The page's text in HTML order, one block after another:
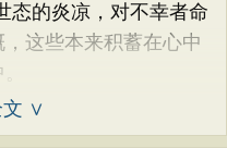
态的炎凉，对不幸者命
这些本来积蓄在心中
文 ∨